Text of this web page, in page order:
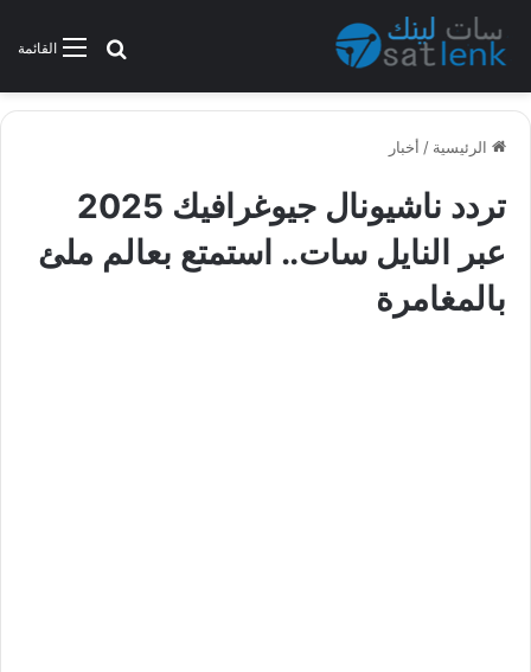
القائمةبحث عن
الرئيسية / أخبار
تردد ناشيونال جيوغرافيك 2025
عبر النايل سات.. استمتع بعالم ملئ
بالمغامرة